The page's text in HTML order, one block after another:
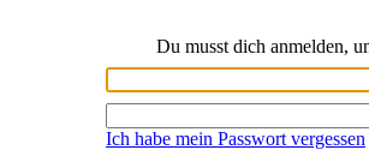
Du musst dich anmelden,
Ich habe mein Passwort vergessen